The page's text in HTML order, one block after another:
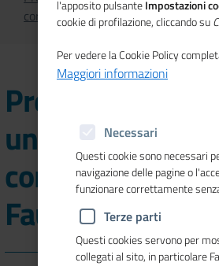
corrente" di Gaetano Fausto
Presentazione
un salmone che
corrente" di
Fausto Esposito
l'apposito pulsanteImpostazioni
cookie di profilazione, cliccando su
Per vedere la Cookie Policy
Maggiori informazioni
Necessari
Questi cookie sono necessari
navigazione delle pagine o
funzionare correttamente
Terze parti
Questi cookies servono per
collegati al sito, in particolare